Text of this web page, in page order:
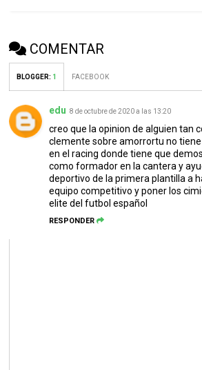
COMENTAR
BLOGGER: 1 FACEBOOK
edu 8 de octubre de 2020 a las 13:20
creo que la opinion de alguien tan
clemente sobre amorrortu no
en el racing donde tiene que
como formador en la cantera y
deportivo de la primera plantilla a
equipo competitivo y poner los
elite del futbol español
RESPONDER